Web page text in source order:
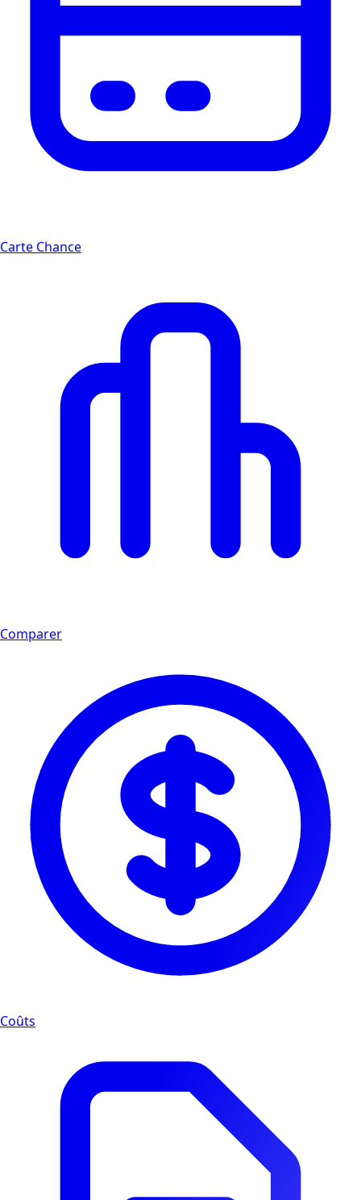
Carte Chance
Comparer
Coûts